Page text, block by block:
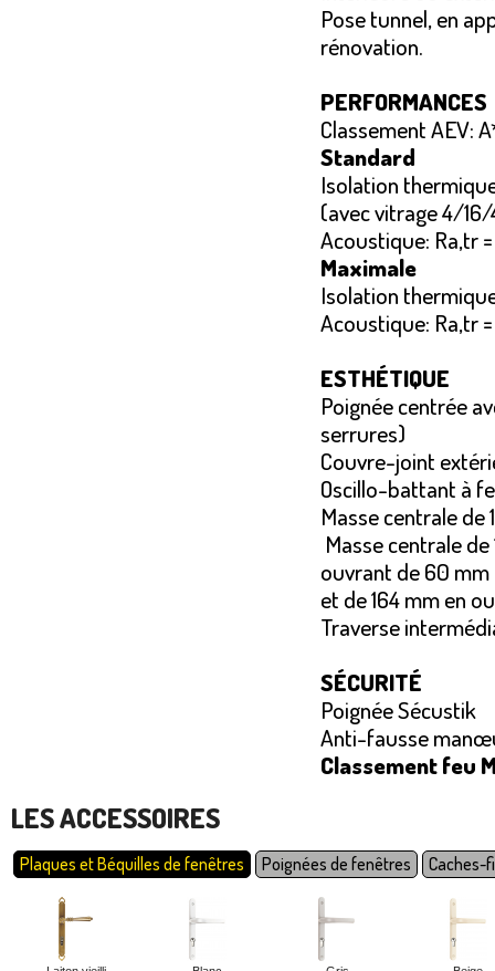
Pose tunnel, en
rénovation.
PERFORMANCES
Classement AEV:
Standard
Isolation
(avec vitrage 4/16/
Acoustique: Ra,tr
Maximale
Isolation
Acoustique: Ra,tr
ESTHÉTIQUE
Poignée centrée
serrures)
Couvre-joint
Oscillo-battant à
Masse centrale de
Masse centrale
ouvrant de 60 mm
et de 164 mm en
Traverse
SÉCURITÉ
Poignée Sécustik
Anti-fausse
Classement feu
LES ACCESSOIRES
Plaques et Béquilles de fenêtres Poignées de fenêtres Caches-